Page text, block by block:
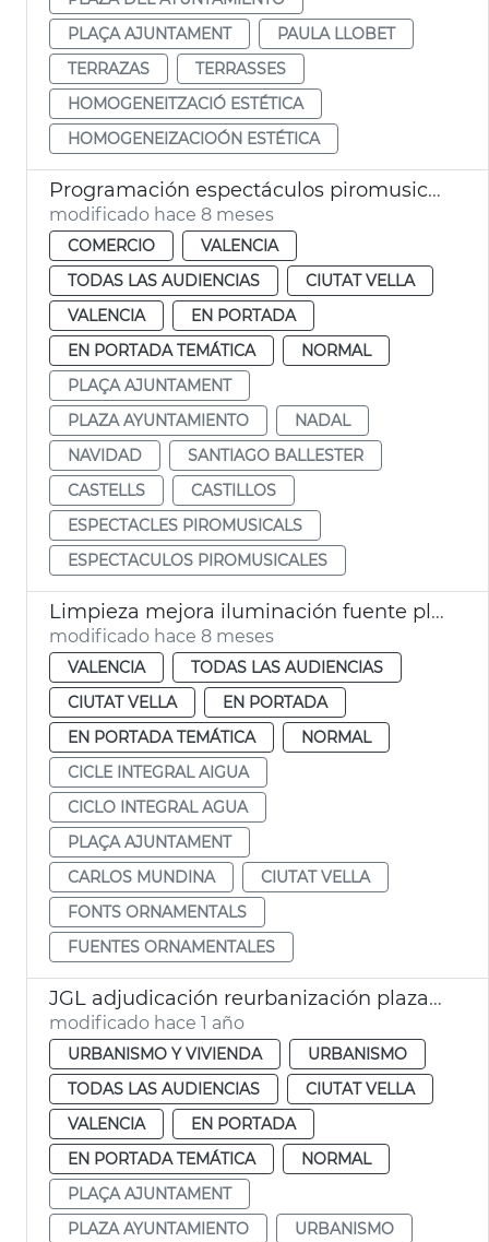
PLAÇA AJUNTAMENT
PAULA LLOBET
TERRAZAS
TERRASSES
HOMOGENEITZACIÓ ESTÉTICA
HOMOGENEIZACIOÓN ESTÉTICA
Programación espectáculos piromusicals semanales Navidad
modificado hace 8 meses
COMERCIO
VALENCIA
TODAS LAS AUDIENCIAS
CIUTAT VELLA
VALENCIA
EN PORTADA
EN PORTADA TEMÁTICA
NORMAL
PLAÇA AJUNTAMENT
PLAZA AYUNTAMIENTO
NADAL
NAVIDAD
SANTIAGO BALLESTER
CASTELLS
CASTILLOS
ESPECTACLES PIROMUSICALS
ESPECTACULOS PIROMUSICALES
Limpieza mejora iluminación fuente plaza Ajuntament
modificado hace 8 meses
VALENCIA
TODAS LAS AUDIENCIAS
CIUTAT VELLA
EN PORTADA
EN PORTADA TEMÁTICA
NORMAL
CICLE INTEGRAL AIGUA
CICLO INTEGRAL AGUA
PLAÇA AJUNTAMENT
CARLOS MUNDINA
CIUTAT VELLA
FONTS ORNAMENTALS
FUENTES ORNAMENTALES
JGL adjudicación reurbanización plaza Ajuntament
modificado hace 1 año
URBANISMO Y VIVIENDA
URBANISMO
TODAS LAS AUDIENCIAS
CIUTAT VELLA
VALENCIA
EN PORTADA
EN PORTADA TEMÁTICA
NORMAL
PLAÇA AJUNTAMENT
PLAZA AYUNTAMIENTO
URBANISMO